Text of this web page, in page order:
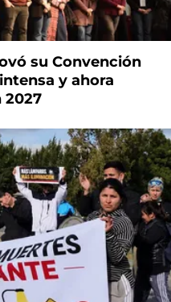
su Convención
y ahora
2027